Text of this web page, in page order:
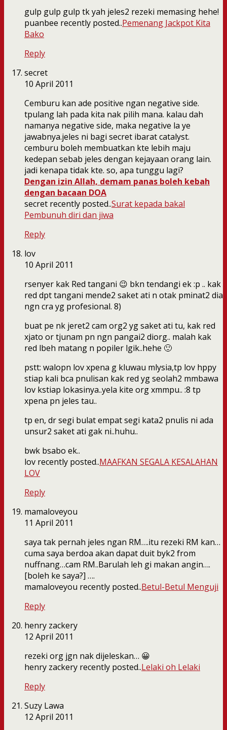
gulp gulp gulp tk yah jeles2 rezeki memasing hehe!
puanbee recently posted..Pemenang Jackpot Kita
Bako
Reply
secret
10 April 2011
Cemburu kan ade positive ngan negative side.
tpulang lah pada kita nak pilih mana. kalau dah
namanya negative side, maka negative la ye
jawabnya.jeles ni bagi secret ibarat catalyst.
cemburu boleh membuatkan kte lebih maju
kedepan sebab jeles dengan kejayaan orang lain.
jadi kenapa tidak kte. so, apa tunggu lagi?
Dengan izin Allah, demam panas boleh kebah
dengan bacaan DOA
secret recently posted..Surat kepada bakal
Pembunuh diri dan jiwa
Reply
lov
10 April 2011
rsenyer kak Red tangani 😉 bkn tendangi ek :p .. kak
red dpt tangani mende2 saket ati n otak pminat2 dia
ngn cra yg profesional. 8)
buat pe nk jeret2 cam org2 yg saket ati tu, kak red
xjato or tjunam pn ngn pangai2 diorg.. malah kak
red lbeh matang n popiler lgik..hehe 🙂
pstt: walopn lov xpena g kluwau mlysia,tp lov hppy
stiap kali bca pnulisan kak red yg seolah2 mmbawa
lov kstiap lokasinya..yela kite org xmmpu.. :8 tp
xpena pn jeles tau..
tp en, dr segi bulat empat segi kata2 pnulis ni ada
unsur2 saket ati gak ni..huhu..
bwk bsabo ek..
lov recently posted..MAAFKAN SEGALA KESALAHAN
LOV
Reply
mamaloveyou
11 April 2011
saya tak pernah jeles ngan RM….itu rezeki RM kan…
cuma saya berdoa akan dapat duit byk2 from
nuffnang…cam RM..Barulah leh gi makan angin….
[boleh ke saya?] ….
mamaloveyou recently posted..Betul-Betul Menguji
Reply
henry zackery
12 April 2011
rezeki org jgn nak dijeleskan… 😀
henry zackery recently posted..Lelaki oh Lelaki
Reply
Suzy Lawa
12 April 2011